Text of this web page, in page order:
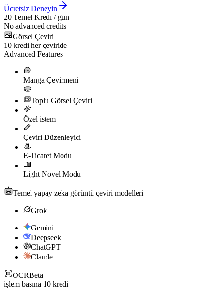
Ücretsiz Deneyin
20 Temel Kredi / gün
No advanced credits
Görsel Çeviri
10 kredi her çeviride
Advanced Features
Manga Çevirmeni
Toplu Görsel Çeviri
Özel istem
Çeviri Düzenleyici
E-Ticaret Modu
Light Novel Modu
Temel yapay zeka görüntü çeviri modelleri
Grok
Gemini
Deepseek
ChatGPT
Claude
OCRBeta
işlem başına 10 kredi